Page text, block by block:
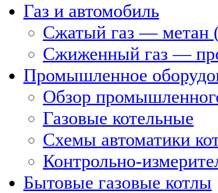
Газ и автомобиль
Сжатый газ — метан
Сжиженный газ —
Промышленное
Обзор
Газовые котельные
Схемы автоматики
Контрольно-
Бытовые газовые котлы